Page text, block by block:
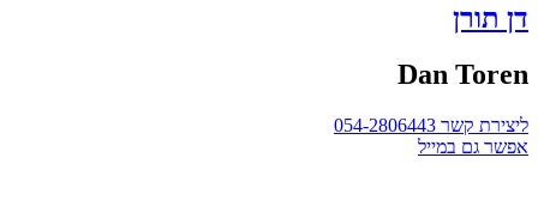
דן תורן
Dan Toren
ליצירת קשר 054-2806443
אפשר גם במייל